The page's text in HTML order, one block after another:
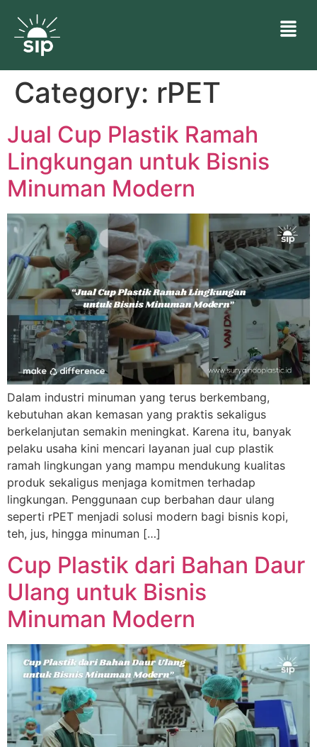
Category: rPET
Jual Cup Plastik Ramah
Lingkungan untuk Bisnis
Minuman Modern
Dalam industri minuman yang terus berkembang,
kebutuhan akan kemasan yang praktis sekaligus
berkelanjutan semakin meningkat. Karena itu, banyak
pelaku usaha kini mencari layanan jual cup plastik
ramah lingkungan yang mampu mendukung kualitas
produk sekaligus menjaga komitmen terhadap
lingkungan. Penggunaan cup berbahan daur ulang
seperti rPET menjadi solusi modern bagi bisnis kopi,
teh, jus, hingga minuman […]
Cup Plastik dari Bahan Daur
Ulang untuk Bisnis
Minuman Modern